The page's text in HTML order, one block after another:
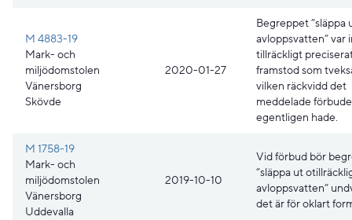
M 4883-19
Mark- och
miljödomstolen
Vänersborg
Skövde
2020-01-27
Begreppet ”släppa
avloppsvatten” var
tillräckligt
framstod som
vilken räckvidd det
meddelade
egentligen hade.
M 1758-19
Mark- och
miljödomstolen
Vänersborg
Uddevalla
2019-10-10
Vid förbud bör
”släppa ut
avloppsvatten”
det är för oklart